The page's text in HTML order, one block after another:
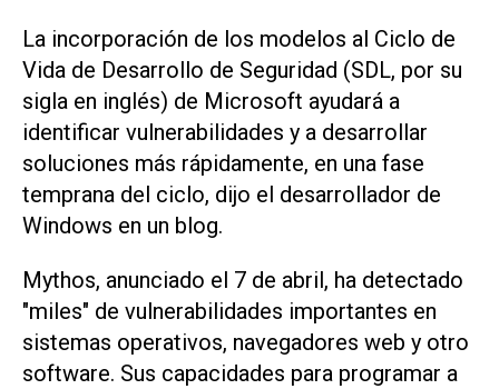
La incorporación de los modelos al Ciclo de
Vida de Desarrollo ​de Seguridad (SDL, ⁠por su
sigla en inglés) de Microsoft ‌ayudará a
identificar vulnerabilidades y ⁠a desarrollar
soluciones más ⁠rápidamente, en una fase
temprana del ciclo, dijo el desarrollador de
Windows en un blog.
Mythos, ⁠anunciado el 7 de abril, ha ​detectado
"miles" de vulnerabilidades importantes en
‌sistemas operativos, navegadores web ‌y otro
software. Sus capacidades para ⁠programar a